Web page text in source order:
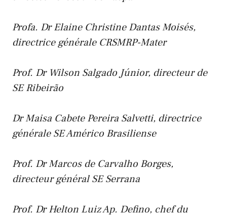
Profa. Dr Elaine Christine Dantas Moisés,
directrice générale CRSMRP-Mater
Prof. Dr Wilson Salgado Júnior, directeur de
SE Ribeirão
Dr Maisa Cabete Pereira Salvetti, directrice
générale SE Américo Brasiliense
Prof. Dr Marcos de Carvalho Borges,
directeur général SE Serrana
Prof. Dr Helton Luiz Ap. Defino, chef du